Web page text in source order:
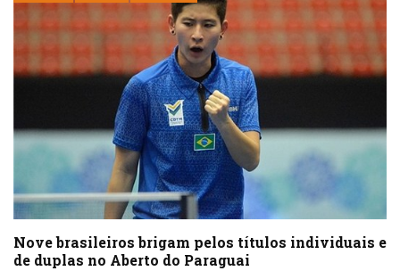
Nove brasileiros brigam pelos títulos individuais e
de duplas no Aberto do Paraguai